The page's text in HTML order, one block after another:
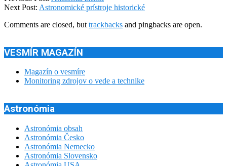
10-
Next Post: Astronomické prístroje historické
Comments are closed, but trackbacks and pingbacks are open.
VESMÍR MAGAZÍN
Magazín o vesmíre
Monitoring zdrojov o vede a technike
Astronómia
Astronómia obsah
Astronómia Česko
Astronómia Nemecko
Astronómia Slovensko